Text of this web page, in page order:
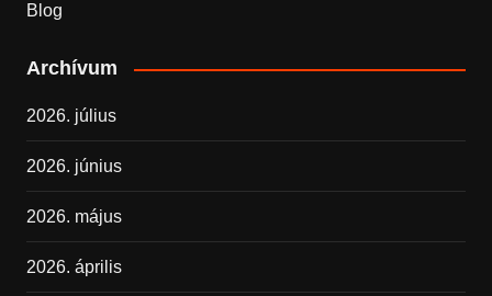
Blog
Archívum
2026. július
2026. június
2026. május
2026. április